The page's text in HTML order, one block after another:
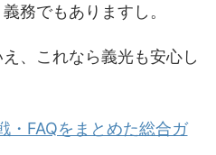
務でもありますし。
、これなら義光も安心し
・FAQをまとめた総合ガ